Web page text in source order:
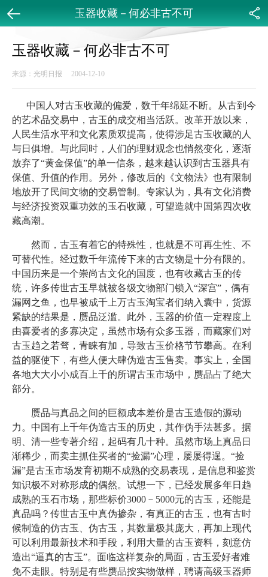
玉器收藏－何必非古不可
玉器收藏－何必非古不可
来源：光明日报 2004-12-10
中国人对古玉收藏的偏爱，数千年绵延不断。从古到今
的艺术品交易中，古玉的成交相当活跃。改革开放以来，
人民生活水平和文化素质双提高，使得涉足古玉收藏的人
与日俱增。与此同时，人们的理财观念也悄然变化，逐渐
放弃了“黄金保值”的单一信条，越来越认识到古玉器具有
保值、升值的作用。另外，修改后的《文物法》也有限制
地放开了民间文物的交易管制。专家认为，具有文化消费
与经济投资双重功效的玉石收藏，可望造就中国第四次收
藏高潮。
然而，古玉有着它的特殊性，也就是不可再生性、不
可替代性。经过数千年流传下来的古文物是十分有限的。
中国历来是一个崇尚古文化的国度，也有收藏古玉的传
统，许多传世古玉早就被各级文物部门锁入“深宫”，偶有
漏网之鱼，也早被成千上万古玉淘宝者们纳入囊中，货源
紧缺的结果是，赝品泛滥。此外，玉器的价值一定程度上
由喜爱者的多寡决定，虽然市场有众多玉器，而藏家们对
古玉趋之若骛，青睐有加，导致古玉价格节节攀高。在利
益的驱使下，有些人便大肆伪造古玉售卖。事实上，全国
各地大大小小成百上千的所谓古玉市场中，赝品占了绝大
部分。
赝品与真品之间的巨额成本差价是古玉造假的源动
力。中国有上千年伪造古玉的历史，其作伪手法甚多。据
明、清一些专著介绍，起码有几十种。虽然市场上真品日
渐稀少，而卖主抓住买者的“捡漏”心理，屡屡得逞。“捡
漏”是古玉市场发育初期不成熟的交易表现，是信息和鉴赏
知识极不对称形成的偶然。试想一下，已经发展多年日趋
成熟的玉石市场，那些标价3000－5000元的古玉，还能是
真品吗？传世古玉中真伪掺杂，有真正的古玉，也有古时
候制造的仿古玉、伪古玉，其数量极其庞大，再加上现代
可以利用最新技术和手段，利用大量的古玉资料，刻意仿
造出“逼真的古玉”。面临这样复杂的局面，古玉爱好者难
免不走眼。特别是有些赝品按实物做样，聘请高级玉器师